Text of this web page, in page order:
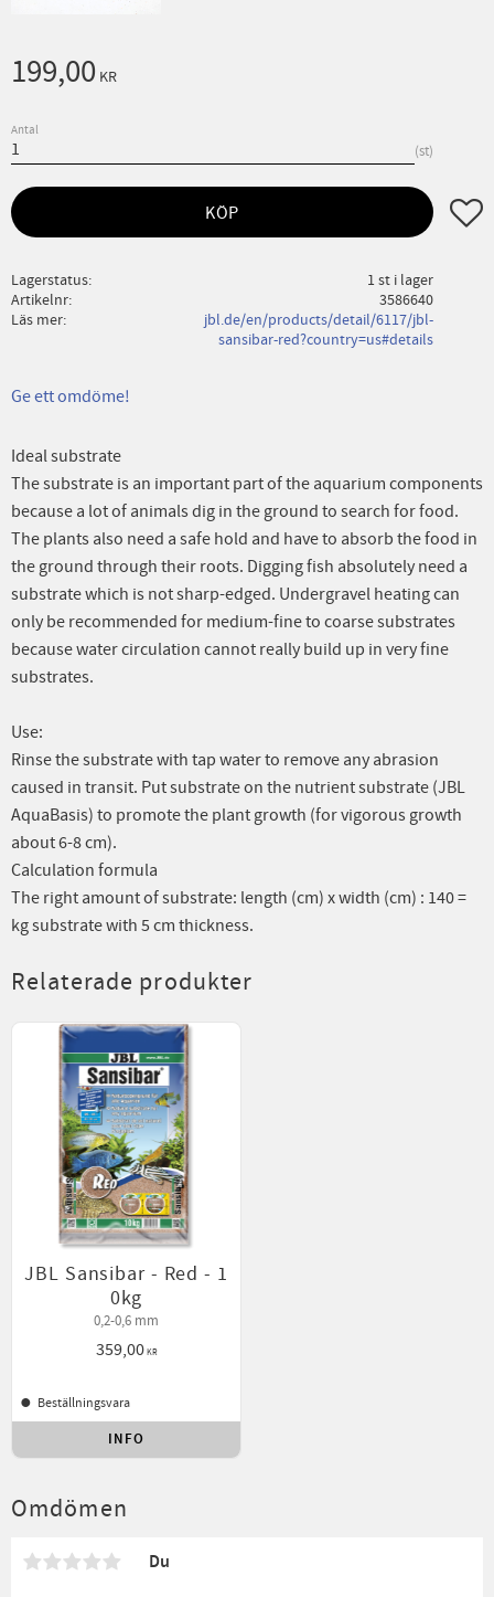
199,00 KR
Antal
st
KÖP Lägg
Lagerstatus
1 st i lager
Artikelnr
3586640
Läs mer
jbl.de/en/products/detail/6117/jbl-
sansibar-red?country=us#details
Ge ett omdöme!
Ideal substrate
The substrate is an important part of the aquarium components
because a lot of animals dig in the ground to search for food.
The plants also need a safe hold and have to absorb the food in
the ground through their roots. Digging fish absolutely need a
substrate which is not sharp-edged. Undergravel heating can
only be recommended for medium-fine to coarse substrates
because water circulation cannot really build up in very fine
substrates.
Use:
Rinse the substrate with tap water to remove any abrasion
caused in transit. Put substrate on the nutrient substrate (JBL
AquaBasis) to promote the plant growth (for vigorous growth
about 6-8 cm).
Calculation formula
The right amount of substrate: length (cm) x width (cm) : 140 =
kg substrate with 5 cm thickness.
Omdömen
Du
Relaterade produkter
JBL Sansibar - Red - 1
0kg
0,2-0,6 mm
359,00KR
Beställningsvara
INFO